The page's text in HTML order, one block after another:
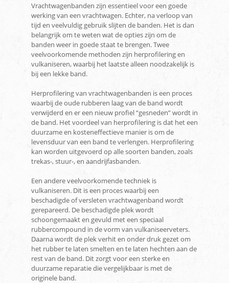
Vrachtwagenbanden zijn essentieel voor een goede
werking van een vrachtwagen. Echter, na verloop van
tijd en veelvuldig gebruik slijten de banden. Het is dan
belangrijk om te weten wat de opties zijn om de
banden weer in goede staat te brengen. Twee
veelvoorkomende methoden zijn herprofilering en
vulkaniseren, waarbij het laatste alleen noodzakelijk is
bij een lekke band.
Herprofilering van vrachtwagenbanden is een proces
waarbij de oude rubberen laag van de band wordt
verwijderd en er een nieuw profiel “gesneden” wordt in
de band. Het voordeel van herprofilering is dat het een
duurzame en kosteneffectieve manier is om de
levensduur van een band te verlengen. Herprofilering
kan worden uitgevoerd op alle soorten banden, zoals
trekas-, stuur-, en aandrijfasbanden.
Een andere veelvoorkomende techniek is
vulkaniseren. Dit is een proces waarbij een
beschadigde of versleten vrachtwagenband wordt
gerepareerd. De beschadigde plek wordt
schoongemaakt en gevuld met een speciaal
rubbercompound in de vorm van vulkaniseerveters.
Daarna wordt de plek verhit en onder druk gezet om
het rubber te laten smelten en te laten hechten aan de
rest van de band. Dit zorgt voor een sterke en
duurzame reparatie die vergelijkbaar is met de
originele band.